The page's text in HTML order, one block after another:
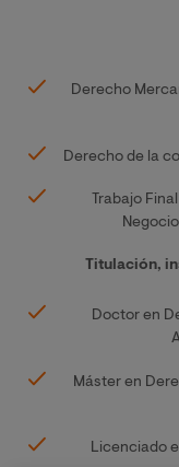
Derecho
Derecho de la
Trabajo
Titulación,
Doctor en
Máster en
Licenciado